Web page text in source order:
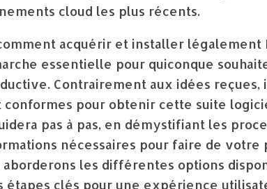
cloud les plus récents.
acquérir et installer légalement
essentielle pour quiconque
Contrairement aux idées
conformes pour obtenir cette suite
pas à pas, en démystifiant les
nécessaires pour faire de votre
aborderons les différentes options
étapes clés pour une expérience